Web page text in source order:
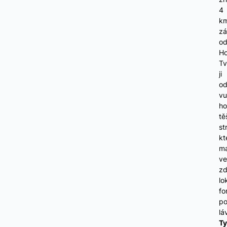
4
od
ji
ve